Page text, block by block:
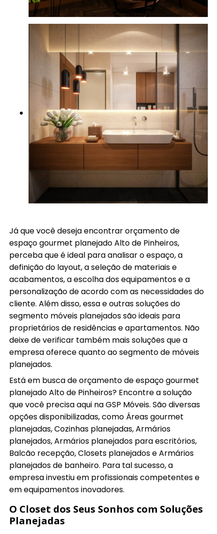
Já que você deseja encontrar orçamento de
espaço gourmet planejado Alto de Pinheiros,
perceba que é ideal para analisar o espaço, a
definição do layout, a seleção de materiais e
acabamentos, a escolha dos equipamentos e a
personalização de acordo com as necessidades do
cliente. Além disso, essa e outras soluções do
segmento móveis planejados são ideais para
proprietários de residências e apartamentos. Não
deixe de verificar também mais soluções que a
empresa oferece quanto ao segmento de móveis
planejados.
Está em busca de orçamento de espaço gourmet
planejado Alto de Pinheiros? Encontre a solução
que você precisa aqui na GSP Móveis. São diversas
opções disponibilizadas, como Áreas gourmet
planejadas, Cozinhas planejadas, Armários
planejados, Armários planejados para escritórios,
Balcão recepção, Closets planejados e Armários
planejados de banheiro. Para tal sucesso, a
empresa investiu em profissionais competentes e
em equipamentos inovadores.
O Closet dos Seus Sonhos com Soluções
Planejadas